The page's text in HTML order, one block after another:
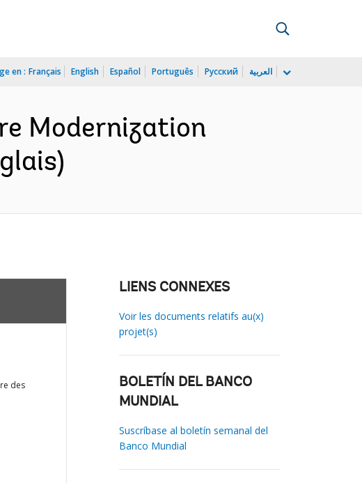
en : Français English Español Português Русский العربية
Modernization
des
LIENS CONNEXES
Voir les documents relatifs au(x)
projet(s)
BOLETÍN DEL BANCO
MUNDIAL
Suscríbase al boletín semanal del
Banco Mundial